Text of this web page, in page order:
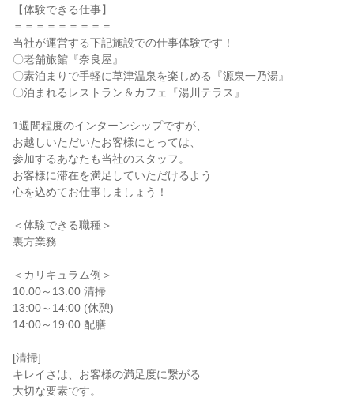
【体験できる仕事】
＝＝＝＝＝＝＝＝＝
当社が運営する下記施設での仕事体験です！
〇老舗旅館『奈良屋』
〇素泊まりで手軽に草津温泉を楽しめる『源泉一乃湯』
〇泊まれるレストラン＆カフェ『湯川テラス』
1週間程度のインターンシップですが、
お越しいただいたお客様にとっては、
参加するあなたも当社のスタッフ。
お客様に滞在を満足していただけるよう
心を込めてお仕事しましょう！
＜体験できる職種＞
裏方業務
＜カリキュラム例＞
10:00～13:00 清掃
13:00～14:00 (休憩)
14:00～19:00 配膳
[清掃]
キレイさは、お客様の満足度に繋がる
大切な要素です。